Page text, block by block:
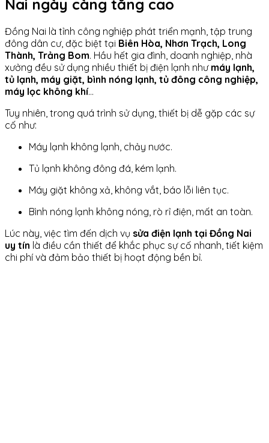
Nai ngày càng tăng cao
Đồng Nai là tỉnh công nghiệp phát triển mạnh, tập trung
đông dân cư, đặc biệt tại Biên Hòa, Nhơn Trạch, Long
Thành, Trảng Bom. Hầu hết gia đình, doanh nghiệp, nhà
xưởng đều sử dụng nhiều thiết bị điện lạnh như máy lạnh,
tủ lạnh, máy giặt, bình nóng lạnh, tủ đông công nghiệp,
máy lọc không khí…
Tuy nhiên, trong quá trình sử dụng, thiết bị dễ gặp các sự
cố như:
Máy lạnh không lạnh, chảy nước.
Tủ lạnh không đông đá, kém lạnh.
Máy giặt không xả, không vắt, báo lỗi liên tục.
Bình nóng lạnh không nóng, rò rỉ điện, mất an toàn.
Lúc này, việc tìm đến dịch vụ sửa điện lạnh tại Đồng Nai
uy tín là điều cần thiết để khắc phục sự cố nhanh, tiết kiệm
chi phí và đảm bảo thiết bị hoạt động bền bỉ.